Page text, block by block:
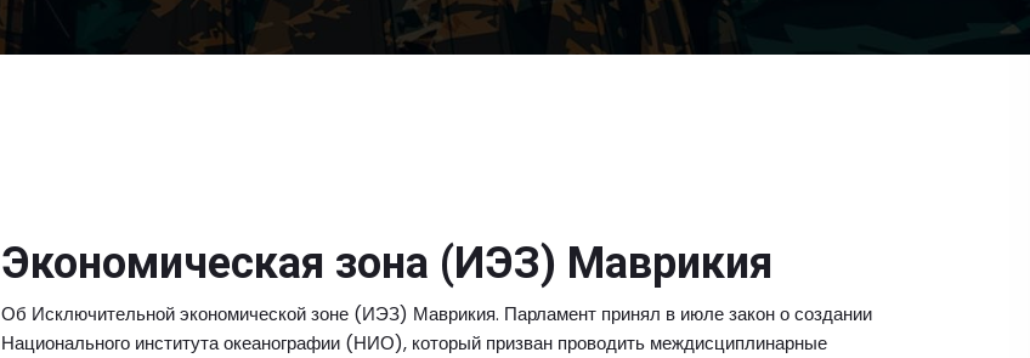
Экономическая зона (ИЭЗ) Маврикия
Об Исключительной экономической зоне (ИЭЗ) Маврикия. Парламент принял в июле закон о создании
Национального института океанографии (НИО), который призван проводить междисциплинарные